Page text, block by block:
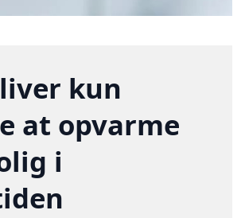
kun
at opvarme
i